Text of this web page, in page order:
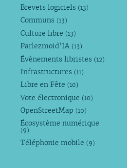
Brevets logiciels (13)
Communs (13)
Culture libre (13)
Parlezmoid’IA (13)
Évènements libristes (12)
Infrastructures (11)
Libre en Fête (10)
Vote électronique (10)
OpenStreetMap (10)
Écosystème numérique
(9)
Téléphonie mobile (9)